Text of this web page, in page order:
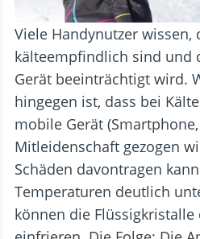
Viele Handynutzer wissen,
kälteempfindlich sind und
Gerät beeinträchtigt wird.
hingegen ist, dass bei
mobile Gerät
Mitleidenschaft gezogen
Schäden davontragen
Temperaturen deutlich
können die Flüssigkristalle